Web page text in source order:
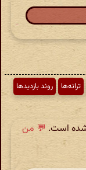
ترانه‌ها
روند بازدیدها
شده است. 💬 من